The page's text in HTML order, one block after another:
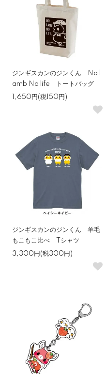
ジンギスカンのジンくん No l
amb No life トートバッグ
1,650円(税150円)
ジンギスカンのジンくん 羊毛
もこもこ比べ Tシャツ
3,300円(税300円)